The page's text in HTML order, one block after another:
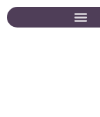
para